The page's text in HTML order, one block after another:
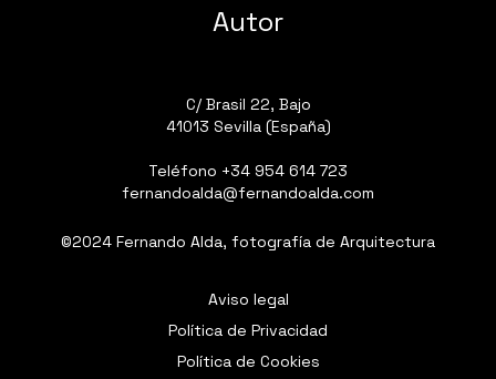
Autor
C/ Brasil 22, Bajo
41013 Sevilla (España)
Teléfono +34 954 614 723
fernandoalda@fernandoalda.com
©2024 Fernando Alda, fotografía de Arquitectura
Aviso legal
Política de Privacidad
Política de Cookies